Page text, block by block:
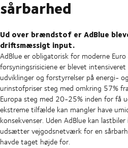
sårbarhed
Ud over brændstof er AdBlue
driftsmæssigt input.
AdBlue er obligatorisk for moderne
forsyningsrisiciene er blevet
udviklinger og forstyrrelser på energi-
urinstofpriser steg med omkring 57%
Europa steg med 20-25% inden for få
ekstreme tilfælde kan mangler have
konsekvenser. Uden AdBlue kan
udsætter vejgodsnetværk for en
havde taget højde for.